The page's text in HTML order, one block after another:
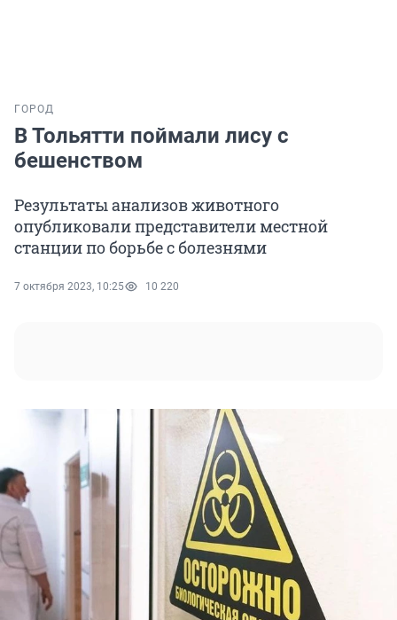
ГОРОД
В Тольятти поймали лису с
бешенством
Результаты анализов животного
опубликовали представители местной
станции по борьбе с болезнями
7 октября 2023, 10:25 10 220